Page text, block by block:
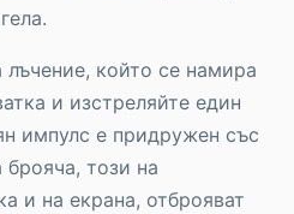
лъчение, който се намира
и изстреляйте един
импулс е придружен със
брояча, този на
и на екрана, отброяват